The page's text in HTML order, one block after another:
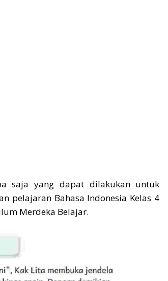
saja yang dapat dilakukan untuk
pelajaran Bahasa Indonesia Kelas 4
Merdeka Belajar.